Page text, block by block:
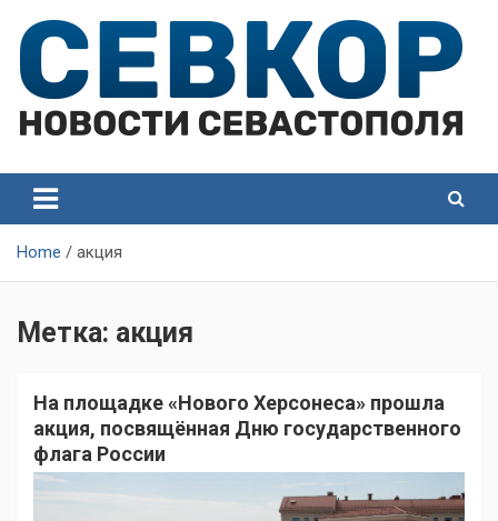
content
Севастополя
Севастополя
Home акция
Метка: акция
На площадке «Нового Херсонеса» прошла
акция, посвящённая Дню государственного
флага России